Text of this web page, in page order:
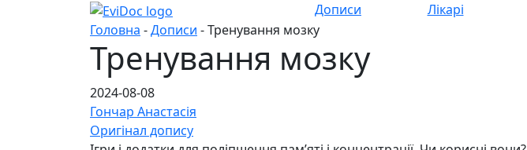
Дописи Лікарі
Головна -Дописи - Тренування мозку
Тренування мозку
2024-08-08
Гончар Анастасія
Оригінал допису